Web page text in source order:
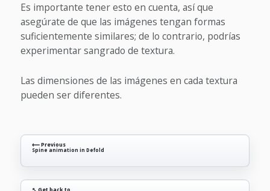
Es importante tener esto en cuenta, así que
asegúrate de que las imágenes tengan formas
suficientemente similares; de lo contrario, podrías
experimentar sangrado de textura.
Las dimensiones de las imágenes en cada textura
pueden ser diferentes.
⟵ Previous
Spine animation in Defold